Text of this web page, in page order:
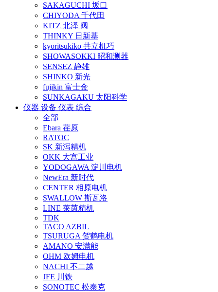
SAKAGUCHI 坂口
CHIYODA 千代田
KITZ 北泽 阀
THINKY 日新基
kyoritsukiko 共立机巧
SHOWASOKKI 昭和测器
SENSEZ 静雄
SHINKO 新光
fujikin 富士金
SUNKAGAKU 太阳科学
仪器 设备 仪表 综合
全部
Ebara 荏原
RATOC
SK 新泻精机
OKK 大宫工业
YODOGAWA 淀川电机
NewEra 新时代
CENTER 相原电机
SWALLOW 斯瓦洛
LINE 莱茵精机
TDK
TACO AZBIL
TSURUGA 贺鹤电机
AMANO 安满能
OHM 欧姆电机
NACHI 不二越
JFE 川铁
SONOTEC 松泰克